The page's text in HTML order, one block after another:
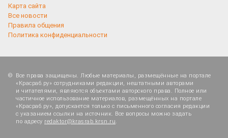
Карта сайта
Все новости
Правила общения
Политика конфиденциальности
Все права защищены. Любые материалы, размещённые на портале
«Красраб.ру» сотрудниками редакции, нештатными авторами
и читателями, являются объектами авторского права. Полное или
частичное использование материалов, размещённых на портале
«Красраб.ру», допускается только с письменного согласия редакции
с указанием ссылки на источник. Все вопросы можно задать
по адресу redaktor@krasrab.krsn.ru.